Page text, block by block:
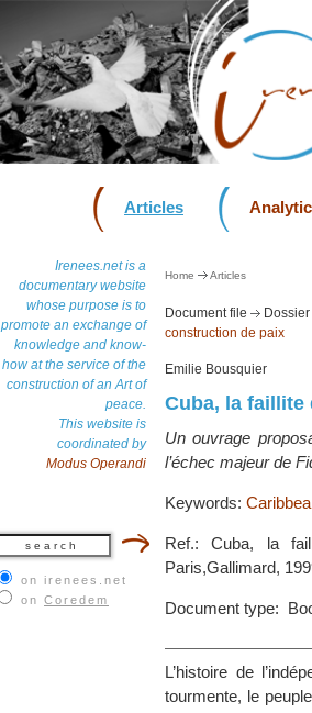
Articles
Irenees.net is a
documentary website
whose purpose is to
promote an exchange of
knowledge and know-
how at the service of the
construction of an Art of
peace.
This website is
coordinated by
Modus Operandi
on irenees.net
on Coredem
Home Articles
Document file
construction de paix
Emilie Bousquier
Cuba, la faillite
Un ouvrage
l’échec majeur de
Keywords:
Ref.: Cuba, la
Paris,Gallimard,
Document type:
L’histoire de
tourmente, le